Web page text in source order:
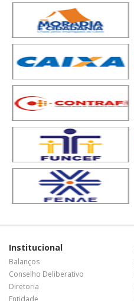
Institucional
Balanços
Conselho Deliberativo
Diretoria